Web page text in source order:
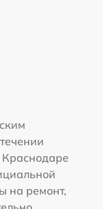
на ремонт,